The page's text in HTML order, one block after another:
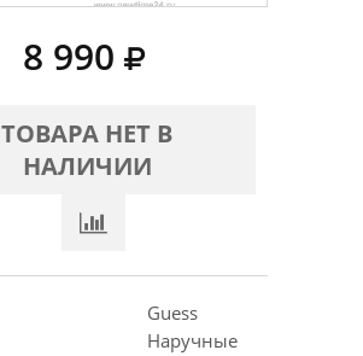
8 990
ТОВАРА НЕТ В
НАЛИЧИИ
Guess
Наручные